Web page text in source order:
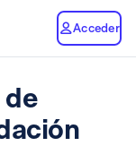
Acceder